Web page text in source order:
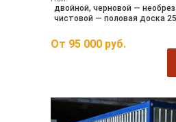
двойной, черновой —
чистовой — половая доска
От 95 000 руб.